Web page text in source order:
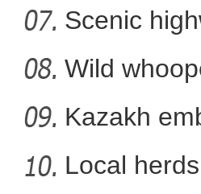
Scenic
Wild
X
Kazakh
vil
Local